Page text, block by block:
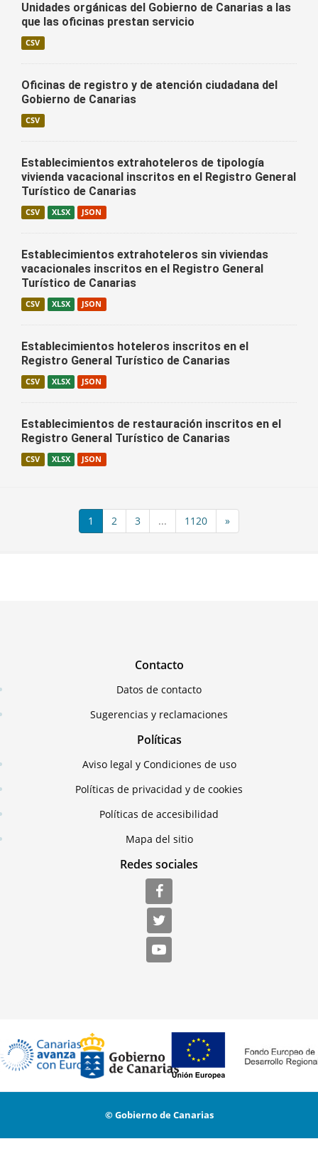
Unidades orgánicas del Gobierno de Canarias a las
que las oficinas prestan servicio
CSV
Oficinas de registro y de atención ciudadana del
Gobierno de Canarias
CSV
Establecimientos extrahoteleros de tipología
vivienda vacacional inscritos en el Registro General
Turístico de Canarias
CSV XLSX JSON
Establecimientos extrahoteleros sin viviendas
vacacionales inscritos en el Registro General
Turístico de Canarias
CSV XLSX JSON
Establecimientos hoteleros inscritos en el
Registro General Turístico de Canarias
CSV XLSX JSON
Establecimientos de restauración inscritos en el
Registro General Turístico de Canarias
CSV XLSX JSON
1 2 3 ... 1120 »
Contacto
Datos de contacto
Sugerencias y reclamaciones
Políticas
Aviso legal y Condiciones de uso
Políticas de privacidad y de cookies
Políticas de accesibilidad
Mapa del sitio
Redes sociales
© Gobierno de Canarias